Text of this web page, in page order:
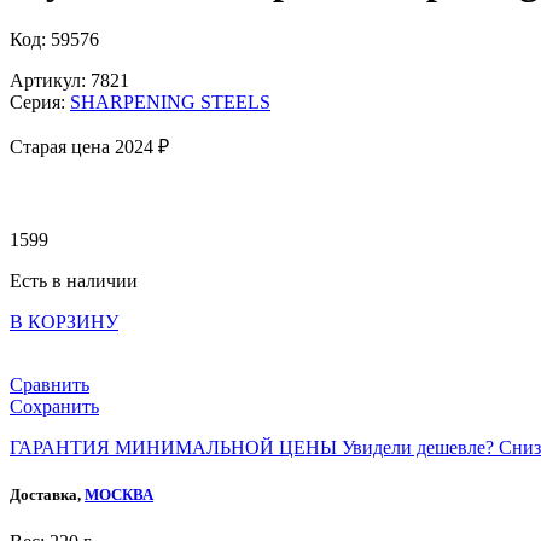
Код: 59576
Артикул: 7821
Серия: SHARPENING STEELS
Старая цена 2024 ₽
1599
Есть в наличии
В КОРЗИНУ
Сравнить
Сохранить
ГАРАНТИЯ МИНИМАЛЬНОЙ ЦЕНЫ Увидели дешевле?
Доставка, МОСКВА